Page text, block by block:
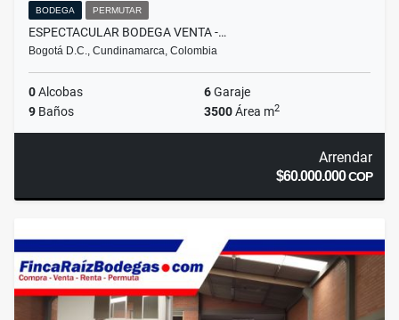
BODEGA PERMUTAR
ESPECTACULAR BODEGA VENTA -…
Bogotá D.C., Cundinamarca, Colombia
0Alcobas 6Garaje
9 Baños 3500Área m2
Arrendar
$60.000.000COP